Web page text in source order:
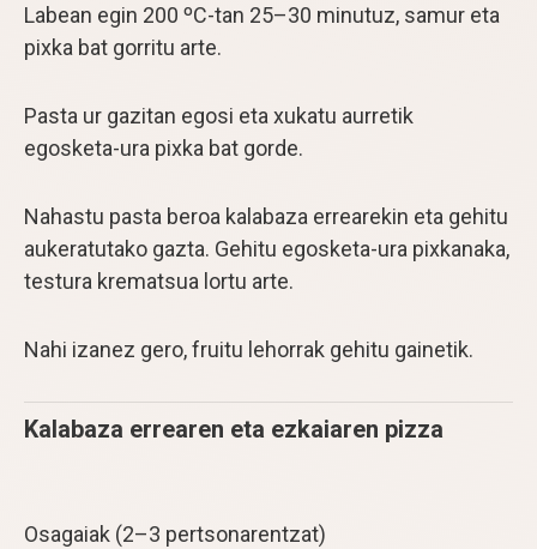
Labean egin 200 ºC-tan 25–30 minutuz, samur eta
pixka bat gorritu arte.
Pasta ur gazitan egosi eta xukatu aurretik
egosketa-ura pixka bat gorde.
Nahastu pasta beroa kalabaza errearekin eta gehitu
aukeratutako gazta. Gehitu egosketa-ura pixkanaka,
testura krematsua lortu arte.
Nahi izanez gero, fruitu lehorrak gehitu gainetik.
Kalabaza errearen eta ezkaiaren pizza
Osagaiak (2–3 pertsonarentzat)